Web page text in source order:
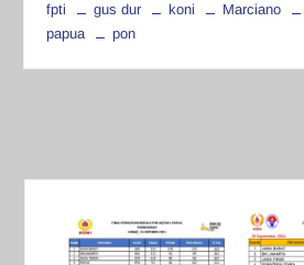
fpti gus dur koni Marciano
papua
pon